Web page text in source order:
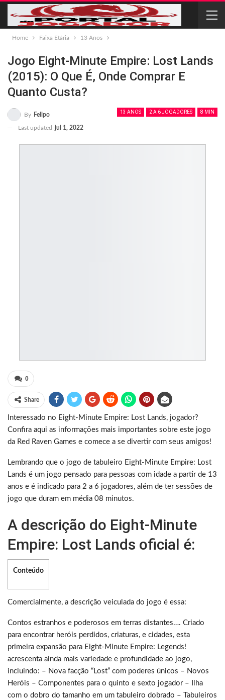
Home Faixa Etária 13 Anos
Jogo Eight-Minute Empire: Lost Lands
(2015): O Que É, Onde Comprar E
Quanto Custa?
13 ANOS 2 A 6 JOGADORES 8 MIN
By Felipo
Last updated jul 1, 2022
0
Share
Interessado no Eight-Minute Empire: Lost Lands, jogador?
Confira aqui as informações mais importantes sobre este jogo
da Red Raven Games e comece a se divertir com seus amigos!
Lembrando que o jogo de tabuleiro Eight-Minute Empire: Lost
Lands é um jogo pensado para pessoas com idade a partir de 13
anos e é indicado para 2 a 6 jogadores, além de ter sessões de
jogo que duram em média 08 minutos.
A descrição do Eight-Minute
Empire: Lost Lands oficial é:
Conteúdo
Comercialmente, a descrição veiculada do jogo é essa:
Contos estranhos e poderosos em terras distantes…. Criado
para encontrar heróis perdidos, criaturas, e cidades, esta
primeira expansão para Eight-Minute Empire: Legends!
acrescenta ainda mais variedade e profundidade ao jogo,
incluindo: – Nova facção “Lost” com poderes únicos – Novos
Heróis – Componentes para o quinto e sexto jogador – Ilha
com o dobro do tamanho em um tabuleiro dobrado – Tabuleiros